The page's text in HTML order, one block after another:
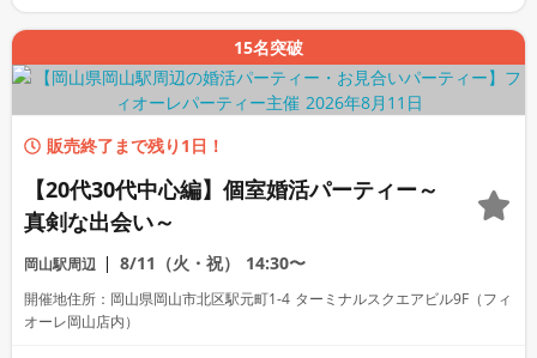
15名突破
販売終了まで残り1日！
【20代30代中心編】個室婚活パーティー～
真剣な出会い～
岡山駅周辺 8/11（火・祝） 14:30〜
開催地住所：岡山県岡山市北区駅元町1-4 ターミナルスクエアビル9F（フィ
オーレ岡山店内）